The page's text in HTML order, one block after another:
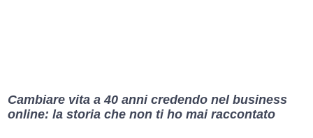
Cambiare vita a 40 anni credendo nel business
online: la storia che non ti ho mai raccontato